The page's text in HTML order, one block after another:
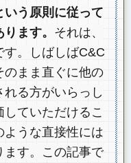
いう原則に従って
ます。 それは、
。しばしばC&C
のまま直ぐに他の
る方がいらっし
ていただけるこ
ような直接性には
ます。この記事で